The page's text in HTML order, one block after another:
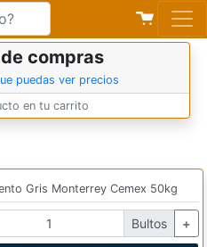
Gris Monterrey Cemex 50kg
Bultos +
compras
puedas ver precios
en tu carrito